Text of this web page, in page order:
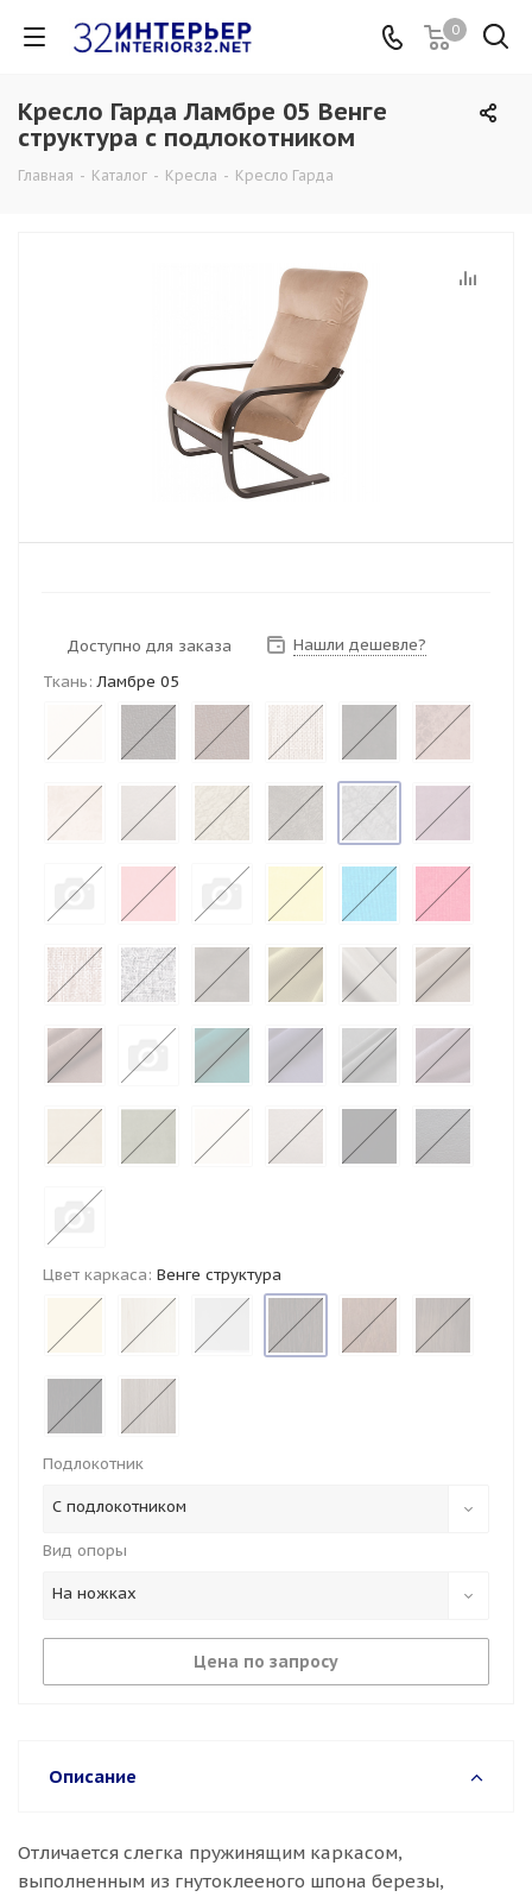
0
Кресло Гарда Ламбре 05 Венге
структура с подлокотником
Главная - Каталог - Кресла - Кресло Гарда
Доступно для заказа
Нашли дешевле?
Ткань: Ламбре 05
Цвет каркаса: Венге структура
Подлокотник
С подлокотником
Вид опоры
На ножках
Цена по запросу
Описание
Отличается слегка пружинящим каркасом,
выполненным из гнутоклееного шпона березы,